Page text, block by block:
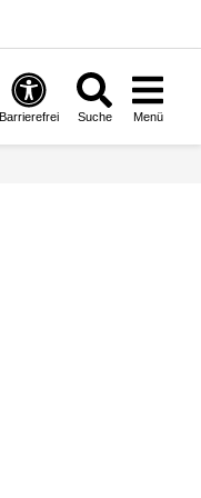
Barrierefrei Suche Menü